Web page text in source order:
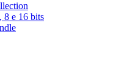
8 e 16 bits